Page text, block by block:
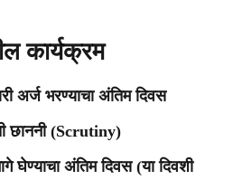
कार्यक्रम
अर्ज भरण्याचा अंतिम दिवस
छाननी (Scrutiny)
घेण्याचा अंतिम दिवस (या दिवशी